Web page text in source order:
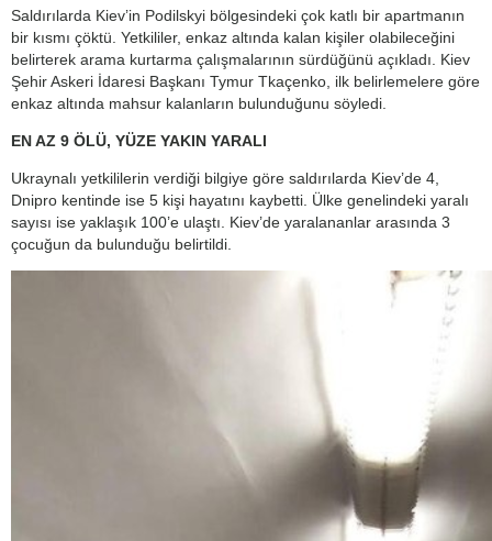
Saldırılarda Kiev’in Podilskyi bölgesindeki çok katlı bir apartmanın
bir kısmı çöktü. Yetkililer, enkaz altında kalan kişiler olabileceğini
belirterek arama kurtarma çalışmalarının sürdüğünü açıkladı. Kiev
Şehir Askeri İdaresi Başkanı Tymur Tkaçenko, ilk belirlemelere göre
enkaz altında mahsur kalanların bulunduğunu söyledi.
EN AZ 9 ÖLÜ, YÜZE YAKIN YARALI
Ukraynalı yetkililerin verdiği bilgiye göre saldırılarda Kiev’de 4,
Dnipro kentinde ise 5 kişi hayatını kaybetti. Ülke genelindeki yaralı
sayısı ise yaklaşık 100’e ulaştı. Kiev’de yaralananlar arasında 3
çocuğun da bulunduğu belirtildi.